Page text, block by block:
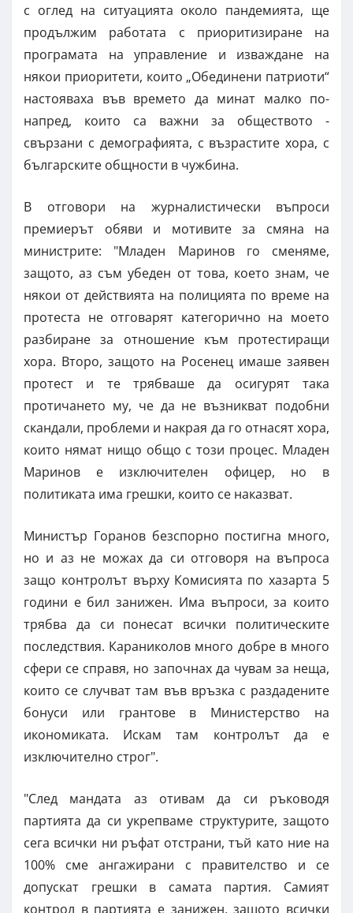
с оглед на ситуацията около пандемията, ще
продължим работата с приоритизиране на
програмата на управление и изваждане на
някои приоритети, които „Обединени патриоти“
настояваха във времето да минат малко по-
напред, които са важни за обществото -
свързани с демографията, с възрастите хора, с
българските общности в чужбина.
В отговори на журналистически въпроси
премиерът обяви и мотивите за смяна на
министрите: "Младен Маринов го сменяме,
защото, аз съм убеден от това, което знам, че
някои от действията на полицията по време на
протеста не отговарят категорично на моето
разбиране за отношение към протестиращи
хора. Второ, защото на Росенец имаше заявен
протест и те трябваше да осигурят така
протичането му, че да не възникват подобни
скандали, проблеми и накрая да го отнасят хора,
които нямат нищо общо с този процес. Младен
Маринов е изключителен офицер, но в
политиката има грешки, които се наказват.
Министър Горанов безспорно постигна много,
но и аз не можах да си отговоря на въпроса
защо контролът върху Комисията по хазарта 5
години е бил занижен. Има въпроси, за които
трябва да си понесат всички политическите
последствия. Караниколов много добре в много
сфери се справя, но започнах да чувам за неща,
които се случват там във връзка с раздадените
бонуси или грантове в Министерство на
икономиката. Искам там контролът да е
изключително строг".
"След мандата аз отивам да си ръководя
партията да си укрепваме структурите, защото
сега всички ни ръфат отстрани, тъй като ние на
100% сме ангажирани с правителство и се
допускат грешки в самата партия. Самият
контрол в партията е занижен, защото всички